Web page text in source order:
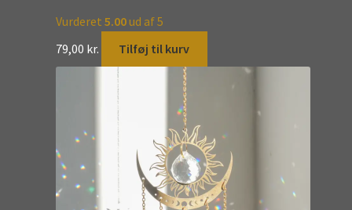
Vurderet 5.00ud af 5
79,00 kr. Tilføj til kurv